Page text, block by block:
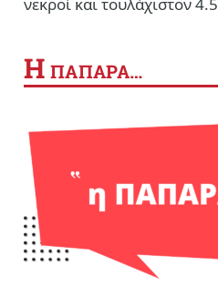
νεκροί και τουλάχιστον
Η ΠΑΠΑΡΑ…